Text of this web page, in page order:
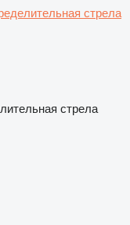
стрела
стрела